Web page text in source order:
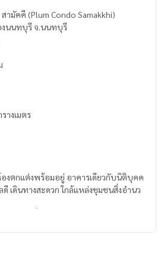
ามัคคี (Plum Condo Samakkhi)
งนนทบุรี จ.นนทบุรี
างเมตร
องตกแต่งพร้อมอยู่ อาคารเดียวกับนิติบุคค
เดินทางสะดวก ใกล้แหล่งชุมชนสิ่งอำนว
าศ 1 เครื่อง